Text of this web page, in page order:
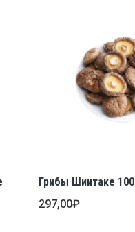
Грибы Шиитаке
297,00₽